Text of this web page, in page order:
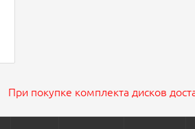
При покупке комплекта дисков